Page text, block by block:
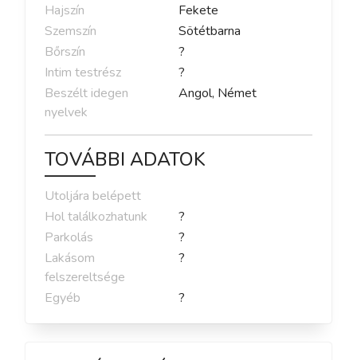
Hajszín
Fekete
Szemszín
Sötétbarna
Bőrszín
?
Intim testrész
?
Beszélt idegen
nyelvek
Angol, Német
TOVÁBBI ADATOK
Utoljára belépett
Hol találkozhatunk
?
Parkolás
?
Lakásom
felszereltsége
?
Egyéb ?